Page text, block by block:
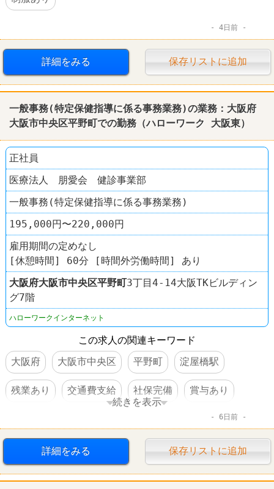
4日前
詳細をみる 保存リストに追加
一般事務(特定保健指導に係る事務業務)の業務：大阪府
大阪市中央区平野町での勤務（ハローワーク 大阪東）
正社員
医療法人 朋愛会 健診事業部
一般事務(特定保健指導に係る事務業務)
195,000円〜220,000円
雇用期間の定めなし
[休憩時間] 60分 [時間外労働時間] あり
大阪府大阪市中央区平野町3丁目4-14大阪TKビルディン
グ7階
ハローワークインターネット
この求人の関連キーワード
大阪府
大阪市中央区 平野町 淀屋橋駅
残業あり 交通費支給 社保完備 賞与あり
続きを表示
6日前
詳細をみる 保存リストに追加